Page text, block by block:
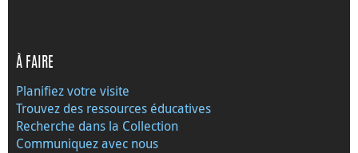
À FAIRE
Planifiez votre visite
Trouvez des ressources éducatives
Recherche dans la Collection
Communiquez avec nous